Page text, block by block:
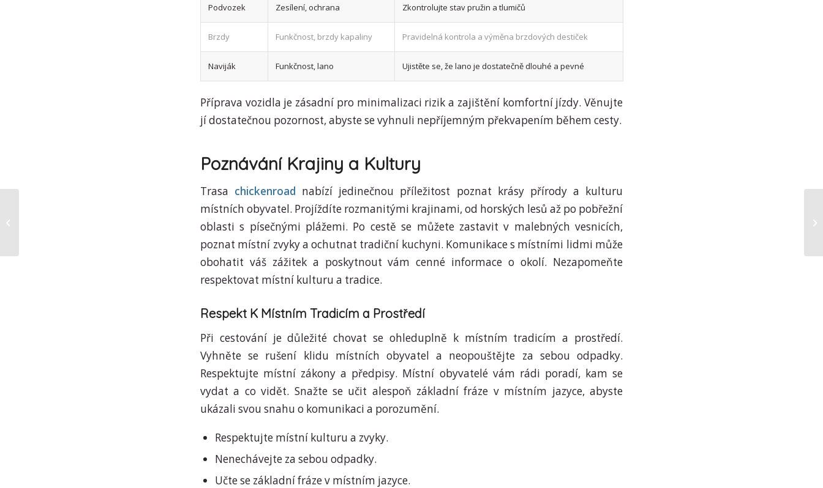
Podvozek Zesílení, ochrana Zkontrolujte stav pružin a tlumičů
Brzdy Funkčnost, brzdy kapaliny Pravidelná kontrola a výměna brzdových destiček
Naviják Funkčnost, lano Ujistěte se, že lano je dostatečně dlouhé a pevné
Příprava vozidla je zásadní pro minimalizaci rizik a zajištění komfortní jízdy. Věnujte
jí dostatečnou pozornost, abyste se vyhnuli nepříjemným překvapením během cesty.
Poznávání Krajiny a Kultury
Trasa chickenroad nabízí jedinečnou příležitost poznat krásy přírody a kulturu
místních obyvatel. Projíždíte rozmanitými krajinami, od horských lesů až po pobřežní
oblasti s písečnými plážemi. Po cestě se můžete zastavit v malebných vesnicích,
poznat místní zvyky a ochutnat tradiční kuchyni. Komunikace s místními lidmi může
obohatit váš zážitek a poskytnout vám cenné informace o okolí. Nezapomeňte
respektovat místní kulturu a tradice.
Respekt K Místním Tradicím a Prostředí
Při cestování je důležité chovat se ohleduplně k místním tradicím a prostředí.
Vyhněte se rušení klidu místních obyvatel a neopouštějte za sebou odpadky.
Respektujte místní zákony a předpisy. Místní obyvatelé vám rádi poradí, kam se
vydat a co vidět. Snažte se učit alespoň základní fráze v místním jazyce, abyste
ukázali svou snahu o komunikaci a porozumění.
Respektujte místní kulturu a zvyky.
Nenechávejte za sebou odpadky.
Učte se základní fráze v místním jazyce.
Spanning_stijgt_met_chicken_road_een_uitdaging_vol_onverwachte_momenten_en_...